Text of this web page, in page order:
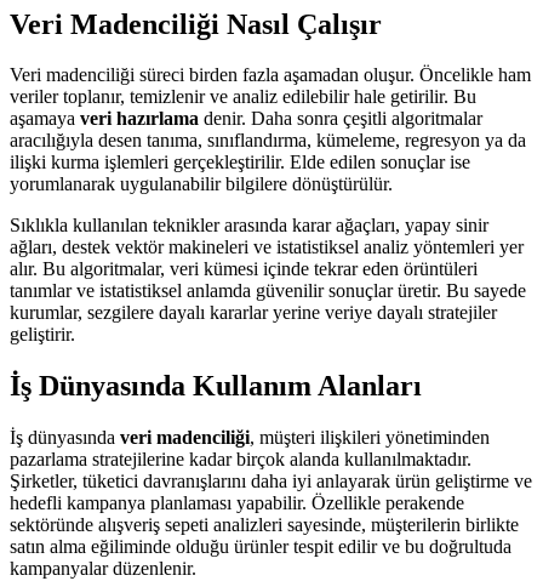
Veri Madenciliği Nasıl Çalışır
Veri madenciliği süreci birden fazla aşamadan oluşur. Öncelikle ham
veriler toplanır, temizlenir ve analiz edilebilir hale getirilir. Bu
aşamaya veri hazırlama denir. Daha sonra çeşitli algoritmalar
aracılığıyla desen tanıma, sınıflandırma, kümeleme, regresyon ya da
ilişki kurma işlemleri gerçekleştirilir. Elde edilen sonuçlar ise
yorumlanarak uygulanabilir bilgilere dönüştürülür.
Sıklıkla kullanılan teknikler arasında karar ağaçları, yapay sinir
ağları, destek vektör makineleri ve istatistiksel analiz yöntemleri yer
alır. Bu algoritmalar, veri kümesi içinde tekrar eden örüntüleri
tanımlar ve istatistiksel anlamda güvenilir sonuçlar üretir. Bu sayede
kurumlar, sezgilere dayalı kararlar yerine veriye dayalı stratejiler
geliştirir.
İş Dünyasında Kullanım Alanları
İş dünyasında veri madenciliği, müşteri ilişkileri yönetiminden
pazarlama stratejilerine kadar birçok alanda kullanılmaktadır.
Şirketler, tüketici davranışlarını daha iyi anlayarak ürün geliştirme ve
hedefli kampanya planlaması yapabilir. Özellikle perakende
sektöründe alışveriş sepeti analizleri sayesinde, müşterilerin birlikte
satın alma eğiliminde olduğu ürünler tespit edilir ve bu doğrultuda
kampanyalar düzenlenir.